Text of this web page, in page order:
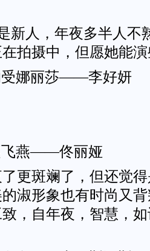
人，年夜多半人不
拍摄中，但愿她能
娜丽莎——李好妍
燕——佟丽娅
斑斓了，但还觉得
淑形象也有时尚又
，自年夜，智慧，